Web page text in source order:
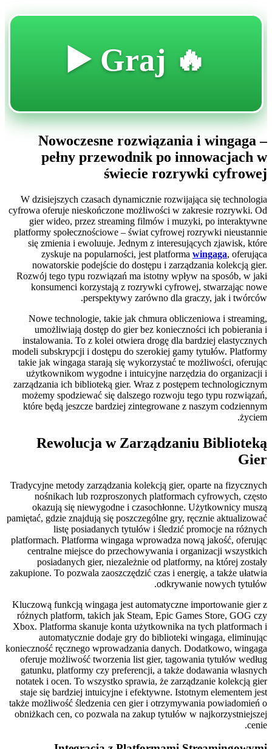
🔥 Graj ▶️
Nowoczesne rozwiązania i wingaga –
pełny przewodnik po innowacjach w
świecie rozrywki cyfrowej
W dzisiejszych czasach dynamicznie rozwijająca się technologia
cyfrowa oferuje nieskończone możliwości w zakresie rozrywki. Od
gier wideo, przez streaming filmów i muzyki, po interaktywne
platformy społecznościowe – świat cyfrowej rozrywki nieustannie
się zmienia i ewoluuje. Jednym z interesujących zjawisk, które
zyskuje na popularności, jest platforma wingaga, oferująca
nowatorskie podejście do dostępu i zarządzania kolekcją gier.
Rozwój tego typu rozwiązań ma istotny wpływ na sposób, w jaki
konsumenci korzystają z rozrywki cyfrowej, stwarzając nowe
perspektywy zarówno dla graczy, jak i twórców.
Nowe technologie, takie jak chmura obliczeniowa i streaming,
umożliwiają dostęp do gier bez konieczności ich pobierania i
instalowania. To z kolei otwiera drogę dla bardziej elastycznych
modeli subskrypcji i dostępu do szerokiej gamy tytułów. Platformy
takie jak wingaga starają się wykorzystać te możliwości, oferując
użytkownikom wygodne i intuicyjne narzędzia do organizacji i
zarządzania ich biblioteką gier. Wraz z postępem technologicznym
możemy spodziewać się dalszego rozwoju tego typu rozwiązań,
które będą jeszcze bardziej zintegrowane z naszym codziennym
życiem.
Rewolucja w Zarządzaniu Biblioteką
Gier
Tradycyjne metody zarządzania kolekcją gier, oparte na fizycznych
nośnikach lub rozproszonych platformach cyfrowych, często
okazują się niewygodne i czasochłonne. Użytkownicy muszą
pamiętać, gdzie znajdują się poszczególne gry, ręcznie aktualizować
listę posiadanych tytułów i śledzić promocje na różnych
platformach. Platforma wingaga wprowadza nową jakość, oferując
centralne miejsce do przechowywania i organizacji wszystkich
posiadanych gier, niezależnie od platformy, na której zostały
zakupione. To pozwala zaoszczędzić czas i energię, a także ułatwia
odkrywanie nowych tytułów.
Kluczową funkcją wingaga jest automatyczne importowanie gier z
różnych platform, takich jak Steam, Epic Games Store, GOG czy
Xbox. Platforma skanuje konta użytkownika na tych platformach i
automatycznie dodaje gry do biblioteki wingaga, eliminując
konieczność ręcznego wprowadzania danych. Dodatkowo, wingaga
oferuje możliwość tworzenia list gier, tagowania tytułów według
gatunku, platformy czy preferencji, a także dodawania własnych
notatek i ocen. To wszystko sprawia, że zarządzanie kolekcją gier
staje się bardziej intuicyjne i efektywne. Istotnym elementem jest
także możliwość śledzenia cen gier i otrzymywania powiadomień o
obniżkach cen, co pozwala na zakup tytułów w najkorzystniejszej
cenie.